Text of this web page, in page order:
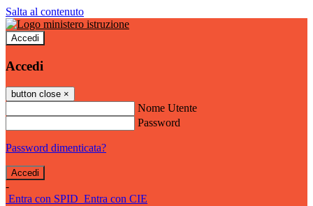
Salta al contenuto
Accedi
Accedi
button close ×
Nome Utente
Password
Password dimenticata?
-
Entra con SPID Entra con CIE